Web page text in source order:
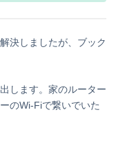
決しましたが、ブック
します。家のルーター
のWi-Fiで繋いでいた